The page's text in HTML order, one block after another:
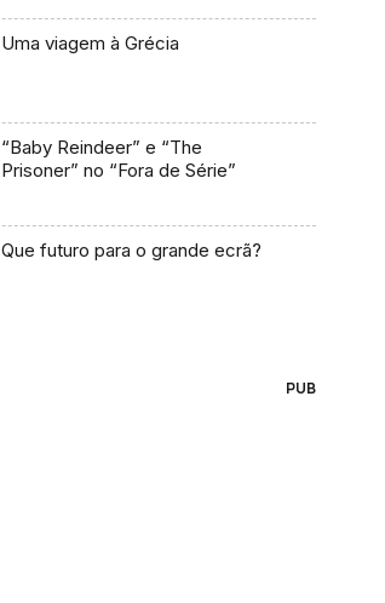
Uma viagem à Grécia
“Baby Reindeer” e “The
Prisoner” no “Fora de Série”
Que futuro para o grande ecrã?
PUB